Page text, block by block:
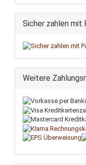
Sicher zahlen mit
Weitere